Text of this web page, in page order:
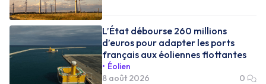
L’État débourse 260 millions
d’euros pour adapter les ports
français aux éoliennes flottantes
Éolien
8 août 2026
0